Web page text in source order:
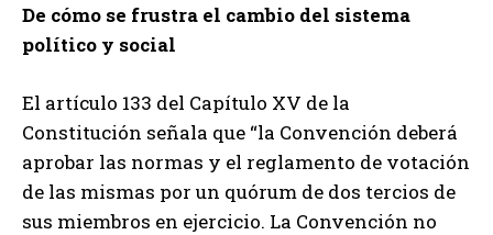
De cómo se frustra el cambio del sistema
político y social
El artículo 133 del Capítulo XV de la
Constitución señala que “la Convención deberá
aprobar las normas y el reglamento de votación
de las mismas por un quórum de dos tercios de
sus miembros en ejercicio. La Convención no